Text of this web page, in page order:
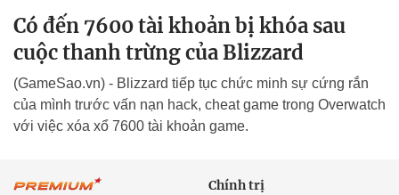
Có đến 7600 tài khoản bị khóa sau
cuộc thanh trừng của Blizzard
(GameSao.vn) - Blizzard tiếp tục chức minh sự cứng rắn
của mình trước vấn nạn hack, cheat game trong Overwatch
với việc xóa xổ 7600 tài khoản game.
Chính trị